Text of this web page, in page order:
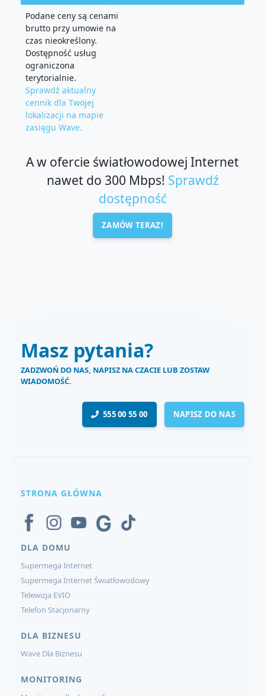
Podane ceny są cenami
brutto przy umowie na
czas nieokreślony.
Dostępność usług
ograniczona
terytorialnie.
Sprawdź aktualny
cennik dla Twojej
lokalizacji na mapie
zasięgu Wave.
A w ofercie światłowodowej Internet
nawet do 300 Mbps! Sprawdź
dostępność
ZAMÓW TERAZ!
Masz pytania?
ZADZWOŃ DO NAS, NAPISZ NA CZACIE LUB ZOSTAW
WIADOMOŚĆ.
555 00 55 00 NAPISZ DO NAS
STRONA GŁÓWNA
DLA DOMU
Supermega Internet
Supermega Internet Światłowodowy
Telewizja EVIO
Telefon Stacjonarny
DLA BIZNESU
Wave Dla Biznesu
MONITORING